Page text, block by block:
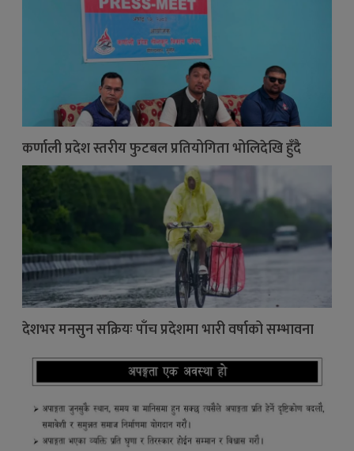
कर्णाली प्रदेश स्तरीय फुटबल प्रतियोगिता भोलिदेखि हुँदै
देशभर मनसुन सक्रियः पाँच प्रदेशमा भारी वर्षाको सम्भावना